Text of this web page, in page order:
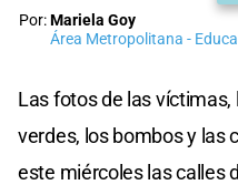
Por:Mariela Goy
Área Metropolitana -
Las fotos de las
verdes, los bombos y las
este miércoles las calles